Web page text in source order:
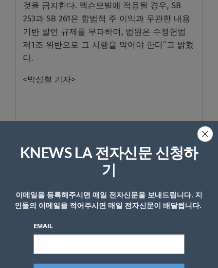
것을 금지한다. 엑슨모빌에 적용될 경우, SB
253과 SB 261은 합법적 주 이익과 무관한 내용
기반 발언 규제를 부과하며, 법원은 수정헌법
제1조 위반으로 그 시행을 막아야 한다”고 밝혔
다.
<박성철 기자>
이메일 주소는 공개되지 않습니다. 필수 필드는*로 표시됩니
*
KNEWS LA 전자신문 신청하
기
이메일을 등록해주시면 매일 전자신문을 보내드립니다. 지
인들의 이메일을 적어주시면 매일 전자신문이 배달됩니다.
EMAIL